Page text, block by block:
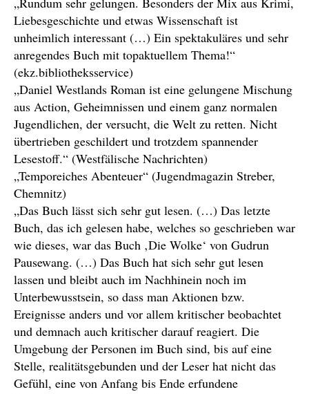
Liebesgeschichte und etwas Wissenschaft ist
unheimlich interessant (…) Ein spektakuläres und sehr
anregendes Buch mit topaktuellem Thema!“
(ekz.bibliotheksservice)
„Daniel Westlands Roman ist eine gelungene Mischung
aus Action, Geheimnissen und einem ganz normalen
Jugendlichen, der versucht, die Welt zu retten. Nicht
übertrieben geschildert und trotzdem spannender
Lesestoff.“ (Westfälische Nachrichten)
„Temporeiches Abenteuer“ (Jugendmagazin Streber,
Chemnitz)
„Das Buch lässt sich sehr gut lesen. (…) Das letzte
Buch, das ich gelesen habe, welches so geschrieben war
wie dieses, war das Buch ‚Die Wolke‘ von Gudrun
Pausewang. (…) Das Buch hat sich sehr gut lesen
lassen und bleibt auch im Nachhinein noch im
Unterbewusstsein, so dass man Aktionen bzw.
Ereignisse anders und vor allem kritischer beobachtet
und demnach auch kritischer darauf reagiert. Die
Umgebung der Personen im Buch sind, bis auf eine
Stelle, realitätsgebunden und der Leser hat nicht das
Gefühl, eine von Anfang bis Ende erfundene